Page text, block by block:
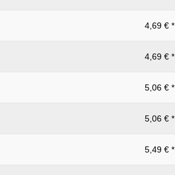
4,69 € *
4,69 € *
5,06 € *
5,06 € *
5,49 € *